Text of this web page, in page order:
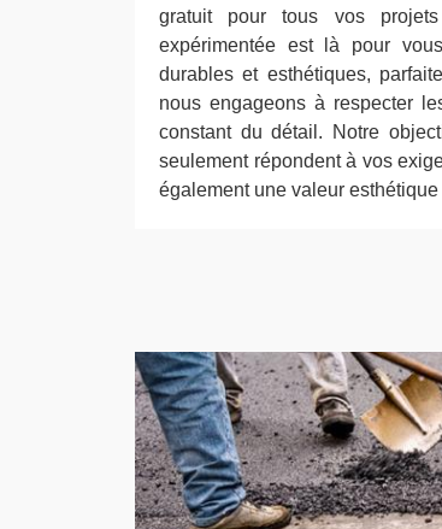
gratuit pour tous vos
expérimentée est là pour
durables et esthétiques,
nous engageons à respecter
constant du détail. Notre
seulement répondent à vos
également une valeur